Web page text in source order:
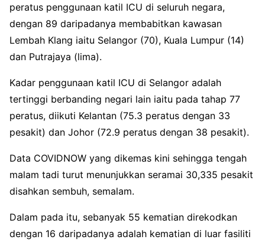
peratus penggunaan katil ICU di seluruh negara,
dengan 89 daripadanya membabitkan kawasan
Lembah Klang iaitu Selangor (70), Kuala Lumpur (14)
dan Putrajaya (lima).
Kadar penggunaan katil ICU di Selangor adalah
tertinggi berbanding negari lain iaitu pada tahap 77
peratus, diikuti Kelantan (75.3 peratus dengan 33
pesakit) dan Johor (72.9 peratus dengan 38 pesakit).
Data COVIDNOW yang dikemas kini sehingga tengah
malam tadi turut menunjukkan seramai 30,335 pesakit
disahkan sembuh, semalam.
Dalam pada itu, sebanyak 55 kematian direkodkan
dengan 16 daripadanya adalah kematian di luar fasiliti